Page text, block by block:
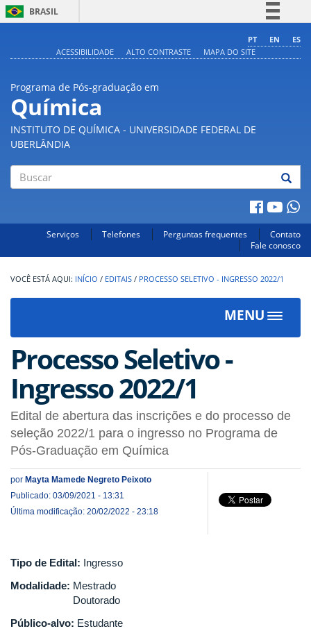
BRASIL
Comunica BR
PT EN
ES
ACESSIBILIDADE
ALTO CONTRASTE MAPA DO SITE
Programa de Pós-graduação em
Química
INSTITUTO DE QUÍMICA - UNIVERSIDADE FEDERAL DE
UBERLÂNDIA
Serviços Telefones Perguntas frequentes
Contato
Fale conosco
INÍCIO / EDITAIS / PROCESSO SELETIVO - INGRESSO 2022/1
MENU
Toggle
Processo Seletivo -
Ingresso 2022/1
Edital de abertura das inscrições e do processo de
seleção 2022/1 para o ingresso no Programa de
Pós-Graduação em Química
por Mayta Mamede Negreto Peixoto
Publicado: 03/09/2021 - 13:31
Última modificação: 20/02/2022 - 23:18
Tipo de Edital: Ingresso
Modalidade: Mestrado
Doutorado
Público-alvo: Estudante